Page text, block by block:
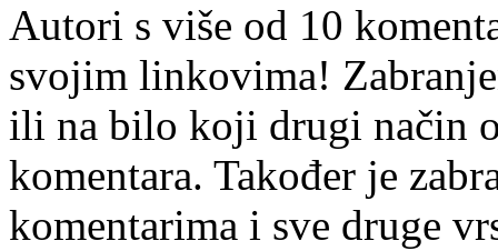
Autori s više od 10
svojim linkovima!
ili na bilo koji drugi način
komentara. Također je
komentarima i sve druge